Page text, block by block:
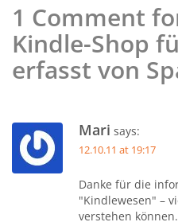
1 Comment
Kindle-Shop
erfasst von
Mari says:
12.10.11 at 19:17
Danke für die
"Kindlewesen" –
verstehen